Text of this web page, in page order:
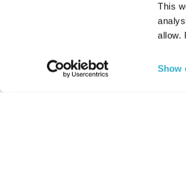
This
allow.
Show